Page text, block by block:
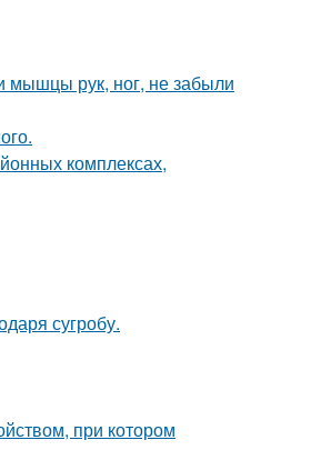
мышцы рук, ног, не забыли
комплексах,
сугробу.
при котором